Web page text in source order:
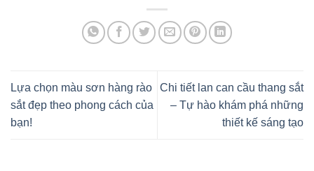
Lựa chọn màu sơn hàng rào
sắt đẹp theo phong cách của
bạn!
Chi tiết lan can cầu thang sắt
– Tự hào khám phá những
thiết kế sáng tạo